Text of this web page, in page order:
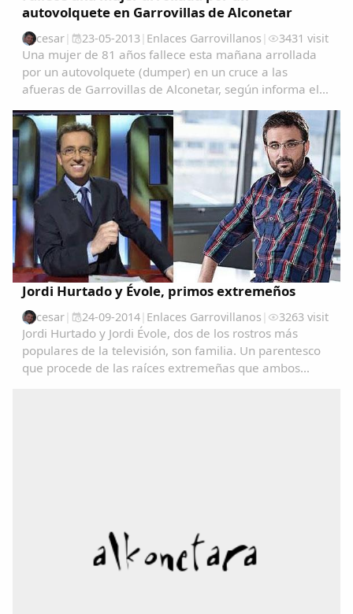
autovolquete en Garrovillas de Alconetar
cesar| 23-05-2013| Enlaces Garrovillanos | 3431 visit
Una mujer de 81 años fallece esta mañana arrollada
por un autovolquete (dumper) en un cruce a las
afueras de Garrovillas de Alconetar, según informa el
servicio de emergencias 112 de Extremadura.El
accidente se ha producido a las 9.30 de la mañana
en...
Jordi Hurtado y Évole, primos extremeños
cesar| 24-09-2014| Enlaces Garrovillanos | 3263 visit
Jordi Hurtado y Jordi Évole, dos de los rostros más
populares de la televisión, son familia. Un parentesco
que procede de las raíces extremeñas que ambos